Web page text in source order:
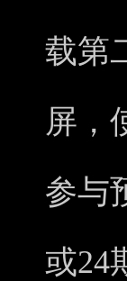
载第
屏，
参与
或24